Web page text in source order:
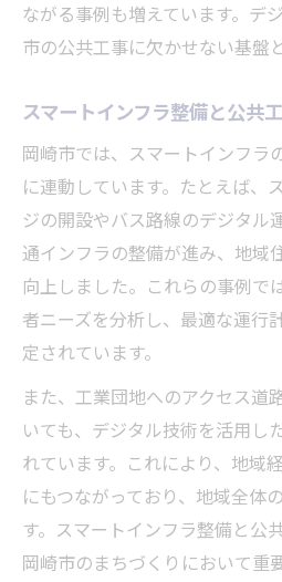
ながる事例も増えています。デ
市の公共工事に欠かせない基盤
スマートインフラ整備と公共
岡崎市では、スマートインフラ
に連動しています。たとえば、
ジの開設やバス路線のデジタル
通インフラの整備が進み、地域
向上しました。これらの事例で
者ニーズを分析し、最適な運行
定されています。
また、工業団地へのアクセス道
いても、デジタル技術を活用し
れています。これにより、地域
にもつながっており、地域全体
す。スマートインフラ整備と公
岡崎市のまちづくりにおいて重